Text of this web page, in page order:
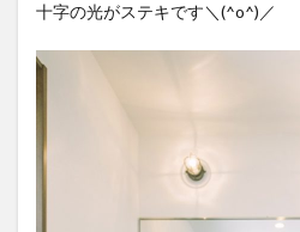
十字の光がステキです＼(^o^)／